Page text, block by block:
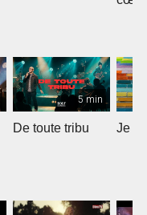
5 min
De toute tribu Je